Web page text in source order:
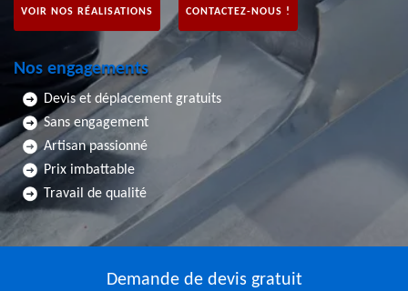
VOIR NOS RÉALISATIONS CONTACTEZ-NOUS !
Nos engagements
Devis et déplacement gratuits
Sans engagement
Artisan passionné
Prix imbattable
Travail de qualité
Demande de devis gratuit